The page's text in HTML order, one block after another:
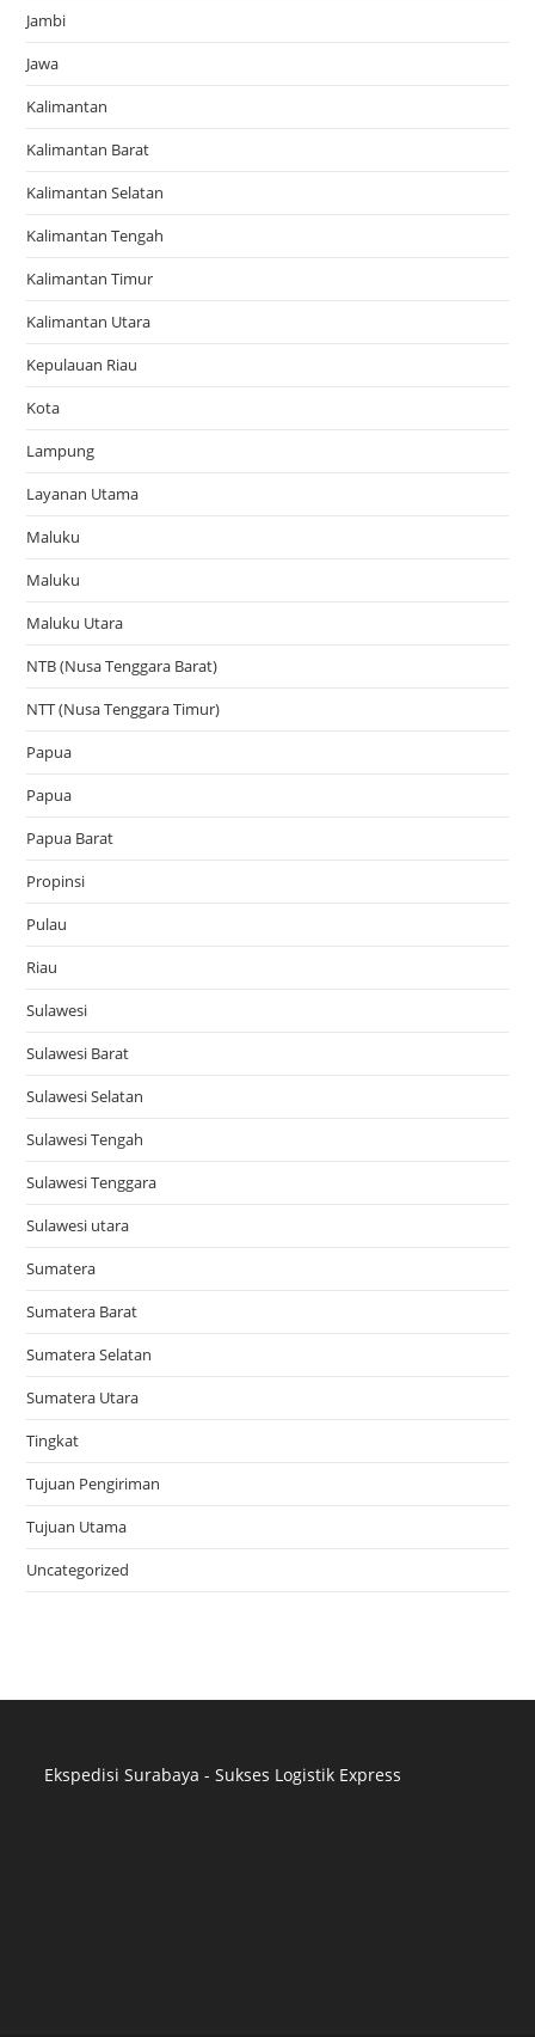
Jambi
Jawa
Kalimantan
Kalimantan Barat
Kalimantan Selatan
Kalimantan Tengah
Kalimantan Timur
Kalimantan Utara
Kepulauan Riau
Kota
Lampung
Layanan Utama
Maluku
Maluku
Maluku Utara
NTB (Nusa Tenggara Barat)
NTT (Nusa Tenggara Timur)
Papua
Papua
Papua Barat
Propinsi
Pulau
Riau
Sulawesi
Sulawesi Barat
Sulawesi Selatan
Sulawesi Tengah
Sulawesi Tenggara
Sulawesi utara
Sumatera
Sumatera Barat
Sumatera Selatan
Sumatera Utara
Tingkat
Tujuan Pengiriman
Tujuan Utama
Uncategorized
Ekspedisi Surabaya - Sukses Logistik Express